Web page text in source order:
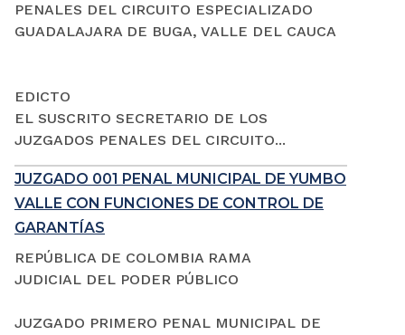
PENALES DEL CIRCUITO ESPECIALIZADO
GUADALAJARA DE BUGA, VALLE DEL CAUCA
EDICTO
EL SUSCRITO SECRETARIO DE LOS
JUZGADOS PENALES DEL CIRCUITO...
JUZGADO 001 PENAL MUNICIPAL DE YUMBO
VALLE CON FUNCIONES DE CONTROL DE
GARANTÍAS
REPÚBLICA DE COLOMBIA RAMA
JUDICIAL DEL PODER PÚBLICO
JUZGADO PRIMERO PENAL MUNICIPAL DE